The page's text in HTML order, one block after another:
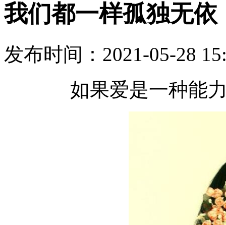
我们都一样孤独无依
发布时间： 2021-05-28
如果爱是一种能